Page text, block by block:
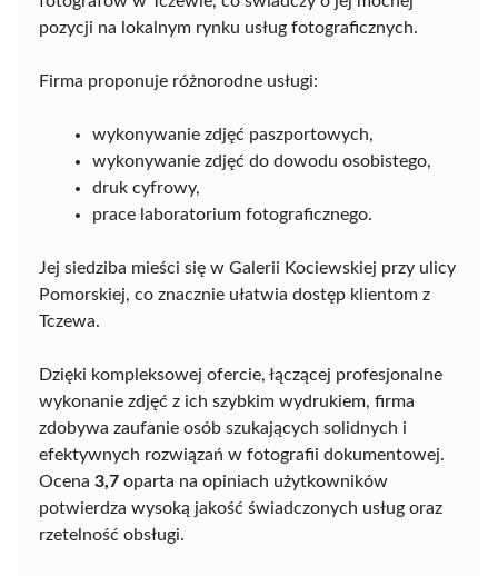
pozycji na lokalnym rynku usług fotograficznych.
Firma proponuje różnorodne usługi:
wykonywanie zdjęć paszportowych,
wykonywanie zdjęć do dowodu osobistego,
druk cyfrowy,
prace laboratorium fotograficznego.
Jej siedziba mieści się w Galerii Kociewskiej przy ulicy
Pomorskiej, co znacznie ułatwia dostęp klientom z
Tczewa.
Dzięki kompleksowej ofercie, łączącej profesjonalne
wykonanie zdjęć z ich szybkim wydrukiem, firma
zdobywa zaufanie osób szukających solidnych i
efektywnych rozwiązań w fotografii dokumentowej.
Ocena 3,7 oparta na opiniach użytkowników
potwierdza wysoką jakość świadczonych usług oraz
rzetelność obsługi.